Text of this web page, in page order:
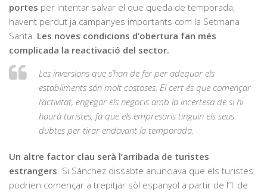
portes per intentar salvar el que queda de temporada,
havent perdut ja campanyes importants com la Setmana
Santa. Les noves condicions d’obertura fan més
complicada la reactivació del sector.
Les inversions que s’han de fer per adequar els
establiments són molt costoses. El cert és que començar
l’activitat, engegar els negocis amb la incertesa de si hi
haurà turistes, fa que els empresaris tinguin els seus
dubtes per tirar endavant la temporada.
Un altre factor clau serà l’arribada de turistes
estrangers . Si Sánchez dissabte anunciava que els turistes
podrien començar a trepitjar sòl espanyol a partir de l’1 de